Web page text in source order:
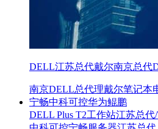
DELL江苏总代戴尔南京总代
南京DELL总代理戴尔笔记本
宁畅中科可控华为鲲鹏
DELL Plus T2工作站江苏总代